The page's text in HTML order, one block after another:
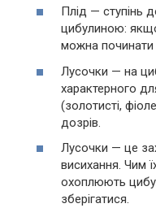
Плід — ступінь
цибулиною:
можна
Лусочки — на
характерного
(золотисті,
дозрів.
Лусочки — це
висихання. Чим
охоплюють
зберігатися.